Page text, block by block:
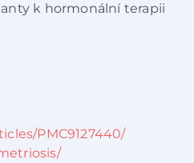
k hormonální terapii
PMC9127440/